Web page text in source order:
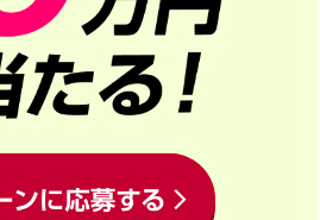
入対象車種
ル、キックス、
ルークス、ノート、
日産アリア、
ノ